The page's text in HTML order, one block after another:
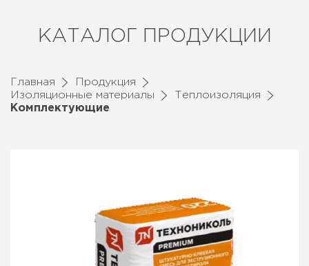
КАТАЛОГ ПРОДУКЦИИ
Главная
Продукция
Изоляционные материалы
Теплоизоляция
Комплектующие